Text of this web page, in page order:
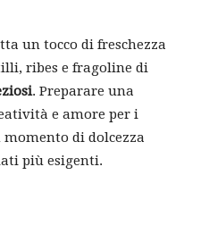
un tocco di freschezza
ribes e fragoline di
. Preparare una
e amore per i
di dolcezza
più esigenti.